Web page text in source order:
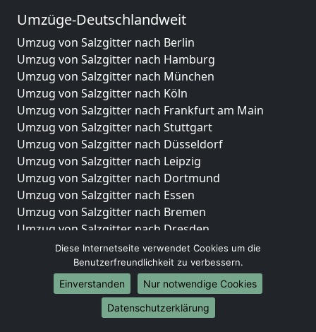
Umzüge-Deutschlandweit
Umzug von Salzgitter nach Berlin
Umzug von Salzgitter nach Hamburg
Umzug von Salzgitter nach München
Umzug von Salzgitter nach Köln
Umzug von Salzgitter nach Frankfurt am Main
Umzug von Salzgitter nach Stuttgart
Umzug von Salzgitter nach Düsseldorf
Umzug von Salzgitter nach Leipzig
Umzug von Salzgitter nach Dortmund
Umzug von Salzgitter nach Essen
Umzug von Salzgitter nach Bremen
Umzug von Salzgitter nach Dresden
Umzug von Salzgitter nach Hannover
Umzug von Salzgitter nach Nürnberg
Umzug von Salzgitter nach Duisburg
Umzug von Salzgitter nach Bochum
Umzug von Salzgitter nach Wuppertal
Diese Internetseite verwendet Cookies um die
Benutzerfreundlichkeit zu verbessern.
Einverstanden
Nur notwendige Cookies
Datenschutzerklärung